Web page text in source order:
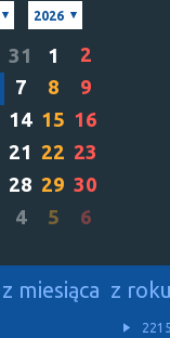
2026
31 1
2
7 8
9
14 15 16
21 22 23
28 29 30
4 5 6
z miesiąca z